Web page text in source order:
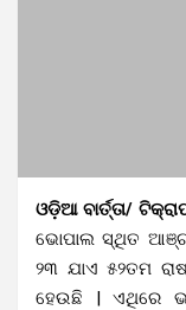
ଓଡ଼ିଆ ବାର୍ତ୍ତା/
ଭୋପାଲ ସ୍ଥିତ
୨୩ ଯାଏ ୫୨ତମ
ହେଉଛି | ଏଥିରେ